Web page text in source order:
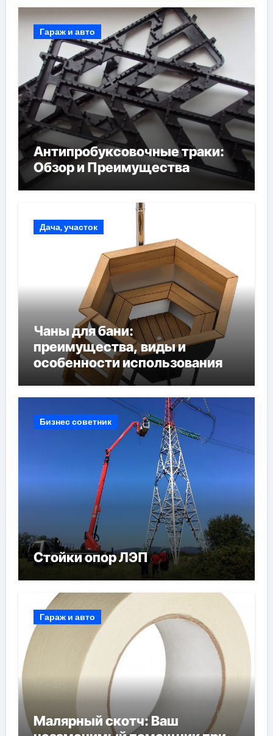
Гараж и авто
Антипробуксовочные траки:
Обзор и Преимущества
Дача, участок
Чаны для бани:
преимущества, виды и
особенности использования
Бизнес советник
Стойки опор ЛЭП
Гараж и авто
Малярный скотч: Ваш